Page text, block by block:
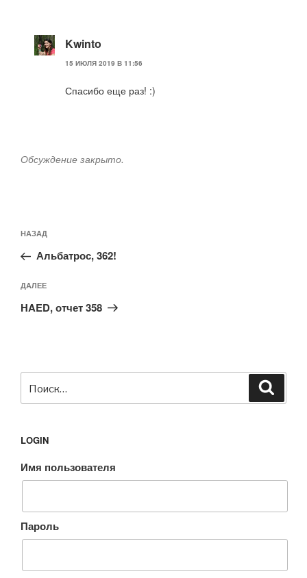
Kwinto
15 ИЮЛЯ 2019 В 11:56
Спасибо еще раз! :)
Обсуждение закрыто.
по
записям
Предыдущая
запись:
НАЗАД
Альбатрос, 362!
Следующая
запись
ДАЛЕЕ
HAED, отчет 358
LOGIN
Имя пользователя
Пароль